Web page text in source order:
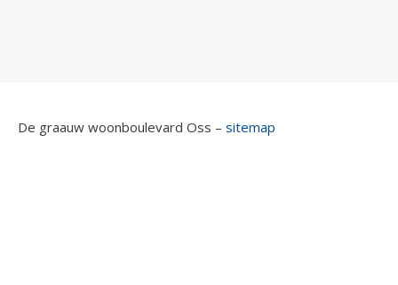
De graauw woonboulevard Oss – sitemap